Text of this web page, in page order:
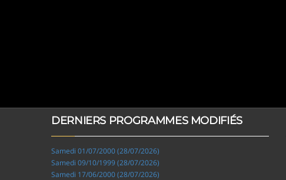
DERNIERS PROGRAMMES MODIFIÉS
Samedi 01/07/2000 (28/07/2026)
Samedi 09/10/1999 (28/07/2026)
Samedi 17/06/2000 (28/07/2026)